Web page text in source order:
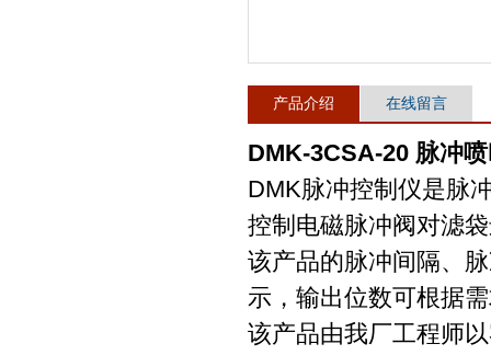
产品介绍 在线留言
DMK-3CSA-20 脉冲
DMK脉冲控制仪是脉
控制电磁脉冲阀对滤
该产品的脉冲间隔、
示，输出位数可根据
该产品由我厂工程师